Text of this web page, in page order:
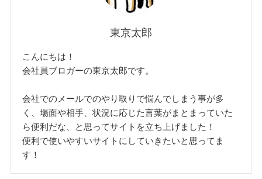
東京太郎
こんにちは！
会社員ブロガーの東京太郎です。
会社でのメールでのやり取りで悩んでしまう事が多
く、場面や相手、状況に応じた言葉がまとまっていた
ら便利だな、と思ってサイトを立ち上げました！
便利で使いやすいサイトにしていきたいと思ってま
す！